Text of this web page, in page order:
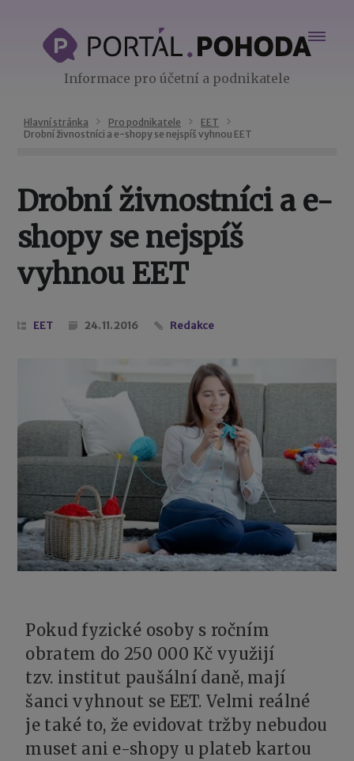
Informace pro účetní a podnikatele
Hlavní stránka Pro podnikatele
EET
Drobní živnostníci a e-shopy se nejspíš vyhnou EET
Drobní živnostníci a e-
shopy se nejspíš
vyhnou EET
EET 24. 11. 2016 Redakce
Pokud fyzické osoby s ročním
obratem do 250 000 Kč využijí
tzv. institut paušální daně, mají
šanci vyhnout se EET. Velmi reálné
je také to, že evidovat tržby nebudou
muset ani e-shopy u plateb kartou